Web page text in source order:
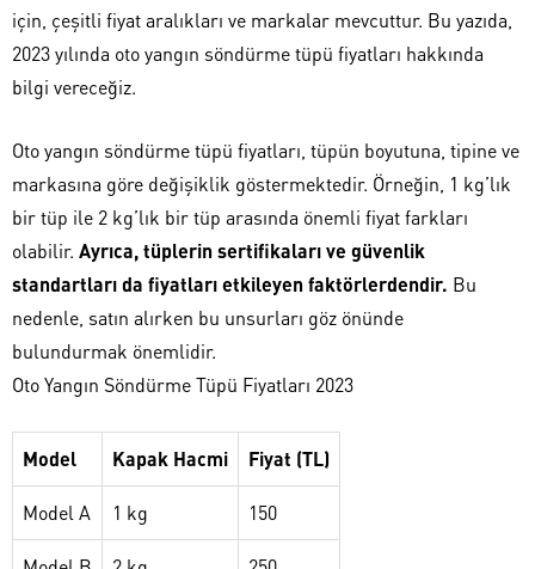
için, çeşitli fiyat aralıkları ve markalar mevcuttur. Bu yazıda,
2023 yılında oto yangın söndürme tüpü fiyatları hakkında
bilgi vereceğiz.
Oto yangın söndürme tüpü fiyatları, tüpün boyutuna, tipine ve
markasına göre değişiklik göstermektedir. Örneğin, 1 kg’lık
bir tüp ile 2 kg’lık bir tüp arasında önemli fiyat farkları
olabilir. Ayrıca, tüplerin sertifikaları ve güvenlik
standartları da fiyatları etkileyen faktörlerdendir. Bu
nedenle, satın alırken bu unsurları göz önünde
bulundurmak önemlidir.
Oto Yangın Söndürme Tüpü Fiyatları 2023
Model Kapak Hacmi Fiyat (TL)
Model A 1 kg 150